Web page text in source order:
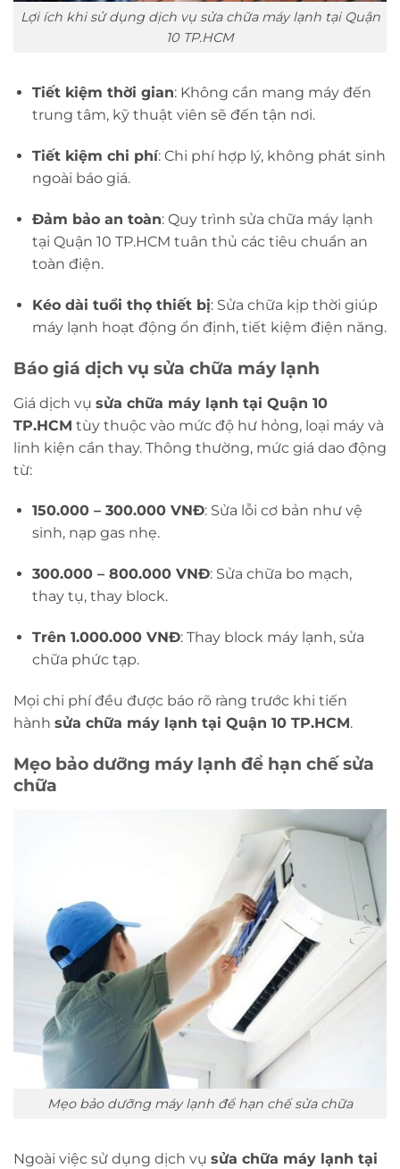
Lợi ích khi sử dụng dịch vụ sửa chữa máy lạnh tại Quận
10 TP.HCM
Tiết kiệm thời gian: Không cần mang máy đến
trung tâm, kỹ thuật viên sẽ đến tận nơi.
Tiết kiệm chi phí: Chi phí hợp lý, không phát sinh
ngoài báo giá.
Đảm bảo an toàn: Quy trình sửa chữa máy lạnh
tại Quận 10 TP.HCM tuân thủ các tiêu chuẩn an
toàn điện.
Kéo dài tuổi thọ thiết bị: Sửa chữa kịp thời giúp
máy lạnh hoạt động ổn định, tiết kiệm điện năng.
Báo giá dịch vụ sửa chữa máy lạnh
Giá dịch vụ sửa chữa máy lạnh tại Quận 10
TP.HCM tùy thuộc vào mức độ hư hỏng, loại máy và
linh kiện cần thay. Thông thường, mức giá dao động
từ:
150.000 – 300.000 VNĐ: Sửa lỗi cơ bản như vệ
sinh, nạp gas nhẹ.
300.000 – 800.000 VNĐ: Sửa chữa bo mạch,
thay tụ, thay block.
Trên 1.000.000 VNĐ: Thay block máy lạnh, sửa
chữa phức tạp.
Mọi chi phí đều được báo rõ ràng trước khi tiến
hành sửa chữa máy lạnh tại Quận 10 TP.HCM.
Mẹo bảo dưỡng máy lạnh để hạn chế sửa
chữa
Mẹo bảo dưỡng máy lạnh để hạn chế sửa chữa
Ngoài việc sử dụng dịch vụ sửa chữa máy lạnh tại